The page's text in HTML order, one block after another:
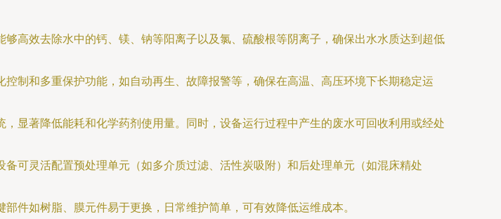
高效去除水中的钙、镁、钠等阳离子以及氯、硫酸根等阴离子，确保出水水质达到超低
制和多重保护功能，如自动再生、故障报警等，确保在高温、高压环境下长期稳定运
显著降低能耗和化学药剂使用量。同时，设备运行过程中产生的废水可回收利用或经处
可灵活配置预处理单元（如多介质过滤、活性炭吸附）和后处理单元（如混床精处
件如树脂、膜元件易于更换，日常维护简单，可有效降低运维成本。